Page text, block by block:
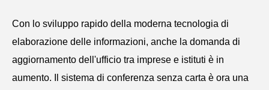
Con lo sviluppo rapido della moderna tecnologia di
elaborazione delle informazioni, anche la domanda di
aggiornamento dell'ufficio tra imprese e istituti è in
aumento. Il sistema di conferenza senza carta è ora una